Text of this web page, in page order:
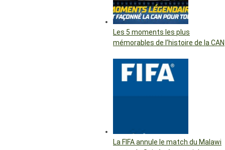
Les 5 moments les plus
mémorables de l’histoire de la CAN
La FIFA annule le match du Malawi